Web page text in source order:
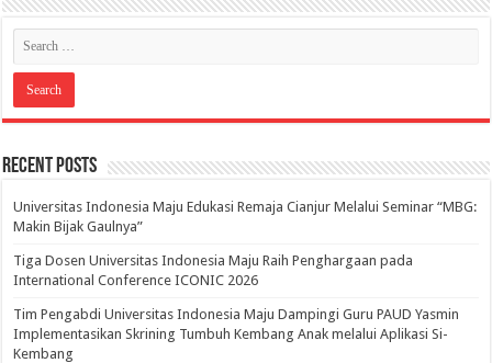
Recent Posts
Universitas Indonesia Maju Edukasi Remaja Cianjur Melalui Seminar “MBG:
Makin Bijak Gaulnya”
Tiga Dosen Universitas Indonesia Maju Raih Penghargaan pada
International Conference ICONIC 2026
Tim Pengabdi Universitas Indonesia Maju Dampingi Guru PAUD Yasmin
Implementasikan Skrining Tumbuh Kembang Anak melalui Aplikasi Si-
Kembang